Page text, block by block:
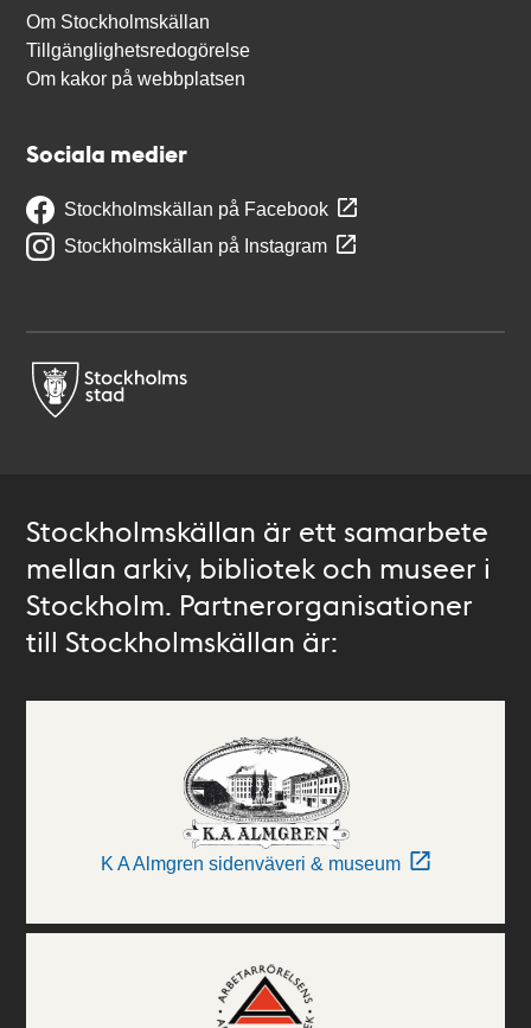
Om Stockholmskällan
Tillgänglighetsredogörelse
Om kakor på webbplatsen
Sociala medier
Stockholmskällan på Facebook
Stockholmskällan på Instagram
Stockholmskällan är ett samarbete
mellan arkiv, bibliotek och museer i
Stockholm. Partnerorganisationer
till Stockholmskällan är:
K A Almgren sidenväveri & museum